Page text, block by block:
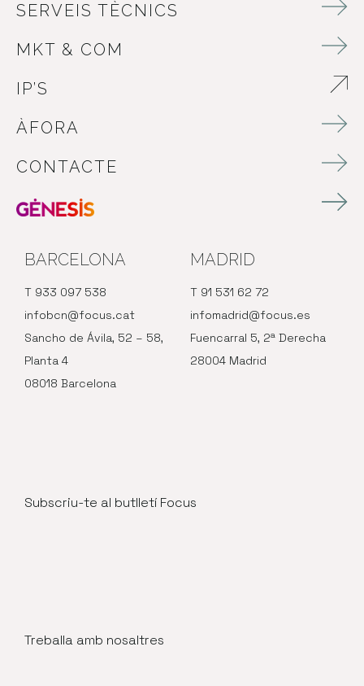
SERVEIS TÈCNICS
MKT & COM
IP’S
ÀFORA
CONTACTE
BARCELONA
T 933 097 538
infobcn@focus.cat
Sancho de Ávila, 52 – 58,
Planta 4
08018 Barcelona
MADRID
T 91 531 62 72
infomadrid@focus.es
Fuencarral 5, 2ª Derecha
28004 Madrid
Subscriu-te al butlletí Focus
Treballa amb nosaltres